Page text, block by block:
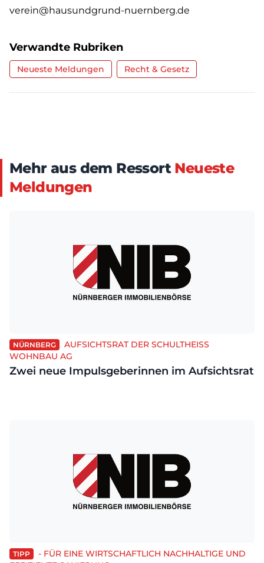
verein@hausundgrund-nuernberg.de
Verwandte Rubriken
Neueste Meldungen Recht & Gesetz
Mehr aus dem Ressort Neueste
Meldungen
NÜRNBERG
AUFSICHTSRAT DER SCHULTHEISS
WOHNBAU AG
Zwei neue Impulsgeberinnen im Aufsichtsrat
TIPP
- FÜR EINE WIRTSCHAFTLICH NACHHALTIGE UND